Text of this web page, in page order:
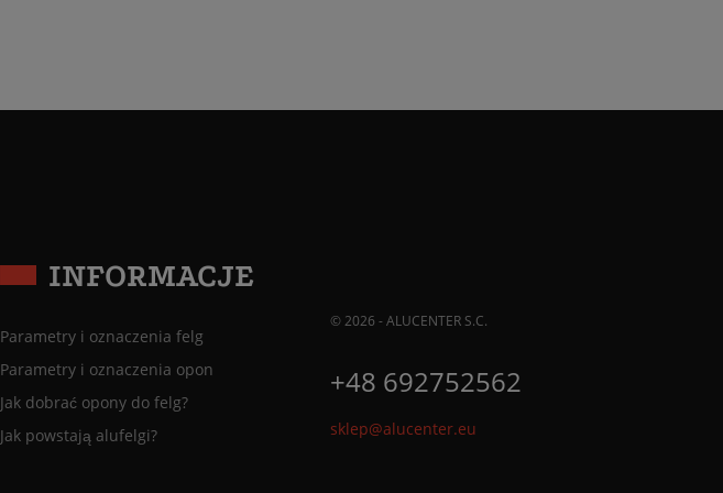
INFORMACJE
Parametry i oznaczenia felg
Parametry i oznaczenia opon
Jak dobrać opony do felg?
Jak powstają alufelgi?
© 2026 - ALUCENTER S.C.
+48 692752562
sklep@alucenter.eu